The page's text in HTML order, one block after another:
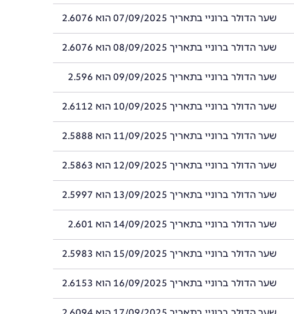
שער הדולר ברוניי בתאריך 07/09/2025 הוא 2.6076
שער הדולר ברוניי בתאריך 08/09/2025 הוא 2.6076
שער הדולר ברוניי בתאריך 09/09/2025 הוא 2.596
שער הדולר ברוניי בתאריך 10/09/2025 הוא 2.6112
שער הדולר ברוניי בתאריך 11/09/2025 הוא 2.5888
שער הדולר ברוניי בתאריך 12/09/2025 הוא 2.5863
שער הדולר ברוניי בתאריך 13/09/2025 הוא 2.5997
שער הדולר ברוניי בתאריך 14/09/2025 הוא 2.601
שער הדולר ברוניי בתאריך 15/09/2025 הוא 2.5983
שער הדולר ברוניי בתאריך 16/09/2025 הוא 2.6153